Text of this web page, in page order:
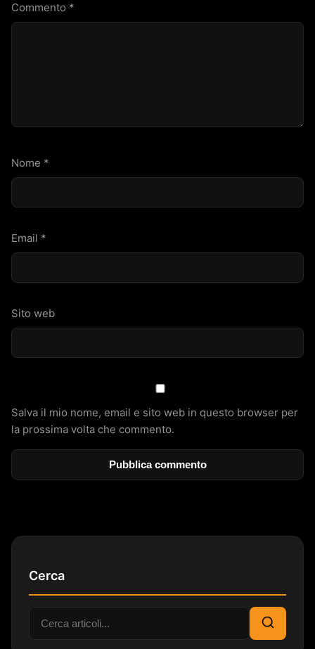
Commento *
Nome *
Email *
Sito web
Salva il mio nome, email e sito web in questo browser per
la prossima volta che commento.
Cerca
Cerca:
Cerca